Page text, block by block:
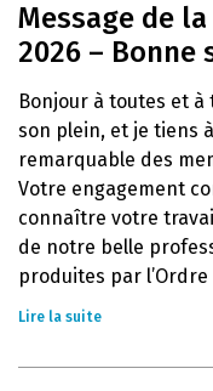
Message de
2026 – Bonne
Bonjour à toutes et à
son plein, et je tiens
remarquable des
Votre engagement
connaître votre
de notre belle
produites par l’Ordre
Lire la suite